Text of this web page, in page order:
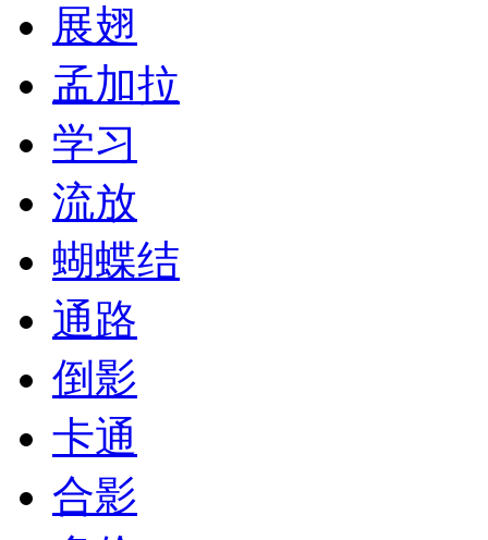
展翅
孟加拉
学习
流放
蝴蝶结
通路
倒影
卡通
合影